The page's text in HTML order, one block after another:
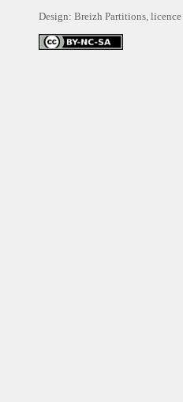
Design: Breizh Partitions, licence